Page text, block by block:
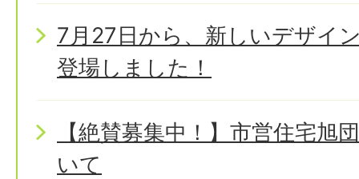
7月27日から、新しいデザイ
登場しました！
【絶賛募集中！】市営住宅旭
いて